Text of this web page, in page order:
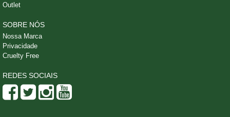
Outlet
SOBRE NÓS
Nossa Marca
Privacidade
Cruelty Free
REDES SOCIAIS